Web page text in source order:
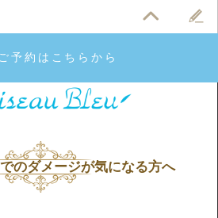
予約はこちらから
のダメージが気になる方へ